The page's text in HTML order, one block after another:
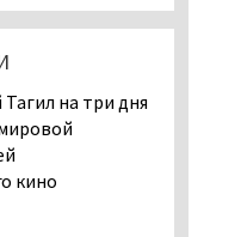
центра Нижнего
система
на круговое
здесь очень
которые
на три дня
кино